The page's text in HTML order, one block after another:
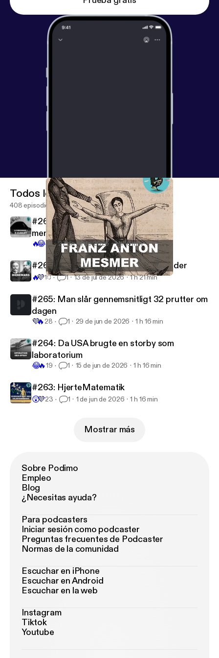
#260: Virker hypnose?
Todos los episodios
408 episodios
#267: Sommersjov med Mark: Abe
menstruationscyklus
🔥😂 27 de jul de 2026 1 h 16 min
#266: Dinosaurknoglernes dødsfjender
🔥💜10 1 13 de jul de 2026 1 h 21 min
#265: Man slår gennemsnitligt 32 prutter om
dagen
💜🔥 28 1 29 de jun de 2026 1 h 16 min
#264: Da USA brugte en storby som
laboratorium
😂🔥19 1 15 de jun de 2026 1 h 16 min
#263: HjerteMatematik
😲💜23 1 1 de jun de 2026 1 h 16 min
Mostrar más
Sobre Podimo
Empleo
Blog
¿Necesitas ayuda?
Para podcasters
Iniciar sesión como podcaster
Preguntas frecuentes de Podcaster
Normas de la comunidad
Escuchar en iPhone
Escuchar en Android
Escuchar en la web
Instagram
Tiktok
Youtube